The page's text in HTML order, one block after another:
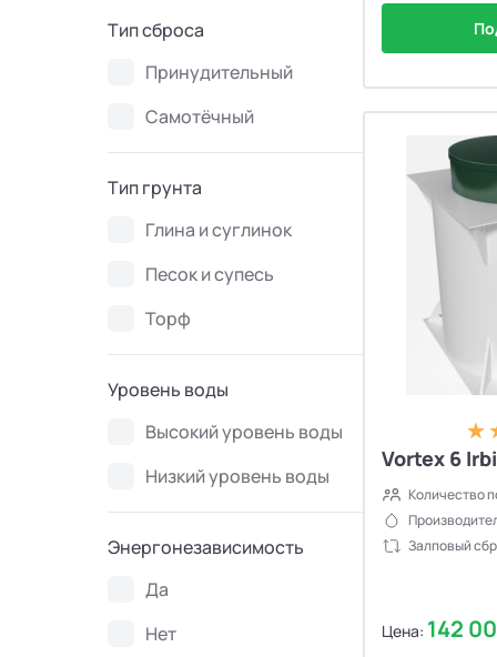
Септики БиоДевaйс
Септики Топас-С 34
Септики БиоДека
Септики Генезис
Тип сброса
Принудительный
Самотёчный
Тип грунта
Глина и суглинок
Песок и супесь
Торф
Уровень воды
Высокий уровень воды
Низкий уровень воды
Энергонезависимость
Да
Нет
Vortex 6
Количество
Залповый
Цена: 142